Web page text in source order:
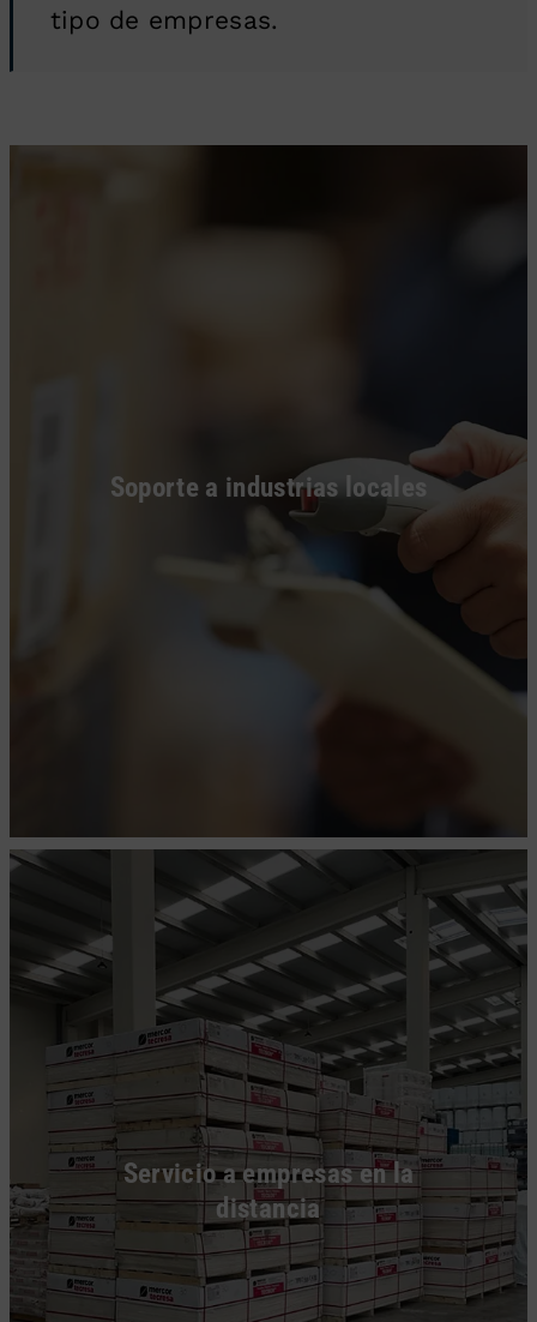
tipo de empresas.
Soporte a industrias locales
Servicio a empresas en la
distancia